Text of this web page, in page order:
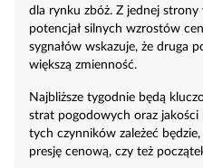
dla rynku zbóż. Z jednej strony
potencjał silnych wzrostów
sygnałów wskazuje, że druga
większą zmienność.
Najbliższe tygodnie będą
strat pogodowych oraz jakości
tych czynników zależeć
presję cenową, czy też